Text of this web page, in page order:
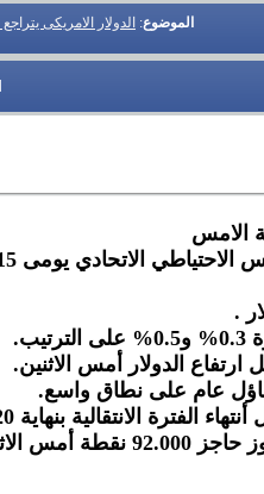
الموضوع: الدولار الامريكى
الامس
.
عام على نطاق واسع.
الانتقالية بنهاية 2020 .